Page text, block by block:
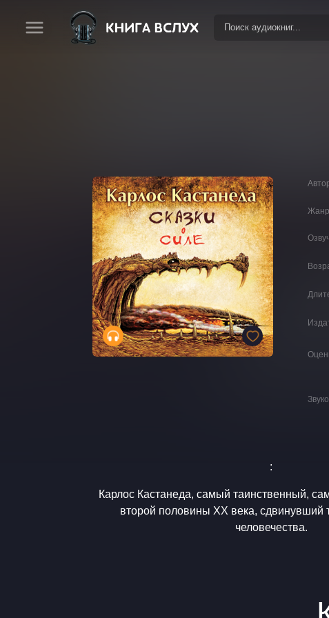
Жанр
:
Карлос Кастанеда, самый таинственный,
второй половины XX века, сдвинувший
человечества.